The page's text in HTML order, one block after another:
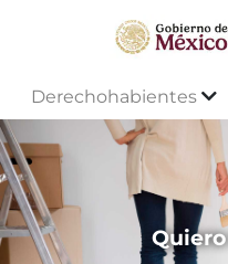
Derechohabientes